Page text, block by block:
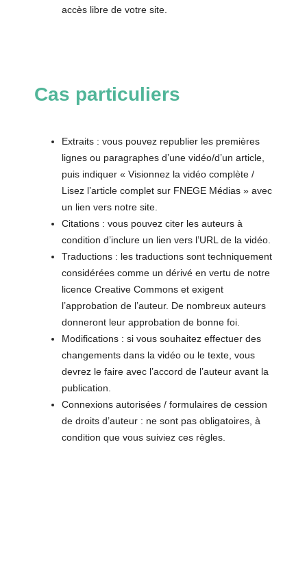
accès libre de votre site.
Cas particuliers
Extraits : vous pouvez republier les premières
lignes ou paragraphes d’une vidéo/d’un article,
puis indiquer « Visionnez la vidéo complète /
Lisez l’article complet sur FNEGE Médias » avec
un lien vers notre site.
Citations : vous pouvez citer les auteurs à
condition d’inclure un lien vers l’URL de la vidéo.
Traductions : les traductions sont techniquement
considérées comme un dérivé en vertu de notre
licence Creative Commons et exigent
l’approbation de l’auteur. De nombreux auteurs
donneront leur approbation de bonne foi.
Modifications : si vous souhaitez effectuer des
changements dans la vidéo ou le texte, vous
devrez le faire avec l’accord de l’auteur avant la
publication.
Connexions autorisées / formulaires de cession
de droits d’auteur : ne sont pas obligatoires, à
condition que vous suiviez ces règles.